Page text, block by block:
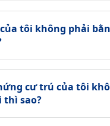
tôi không phải
cư trú của tôi
thì sao?